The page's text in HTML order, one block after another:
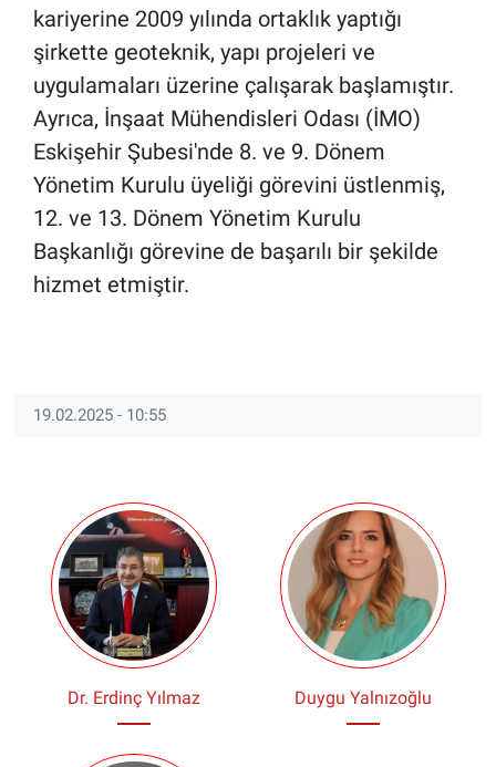
kariyerine 2009 yılında ortaklık yaptığı
şirkette geoteknik, yapı projeleri ve
uygulamaları üzerine çalışarak başlamıştır.
Ayrıca, İnşaat Mühendisleri Odası (İMO)
Eskişehir Şubesi'nde 8. ve 9. Dönem
Yönetim Kurulu üyeliği görevini üstlenmiş,
12. ve 13. Dönem Yönetim Kurulu
Başkanlığı görevine de başarılı bir şekilde
hizmet etmiştir.
19.02.2025 - 10:55
Dr. Erdinç Yılmaz Duygu Yalnızoğlu